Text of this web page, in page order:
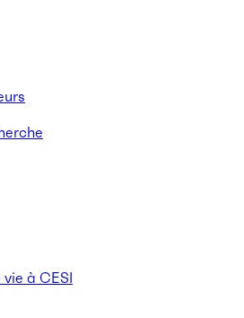
à CESI